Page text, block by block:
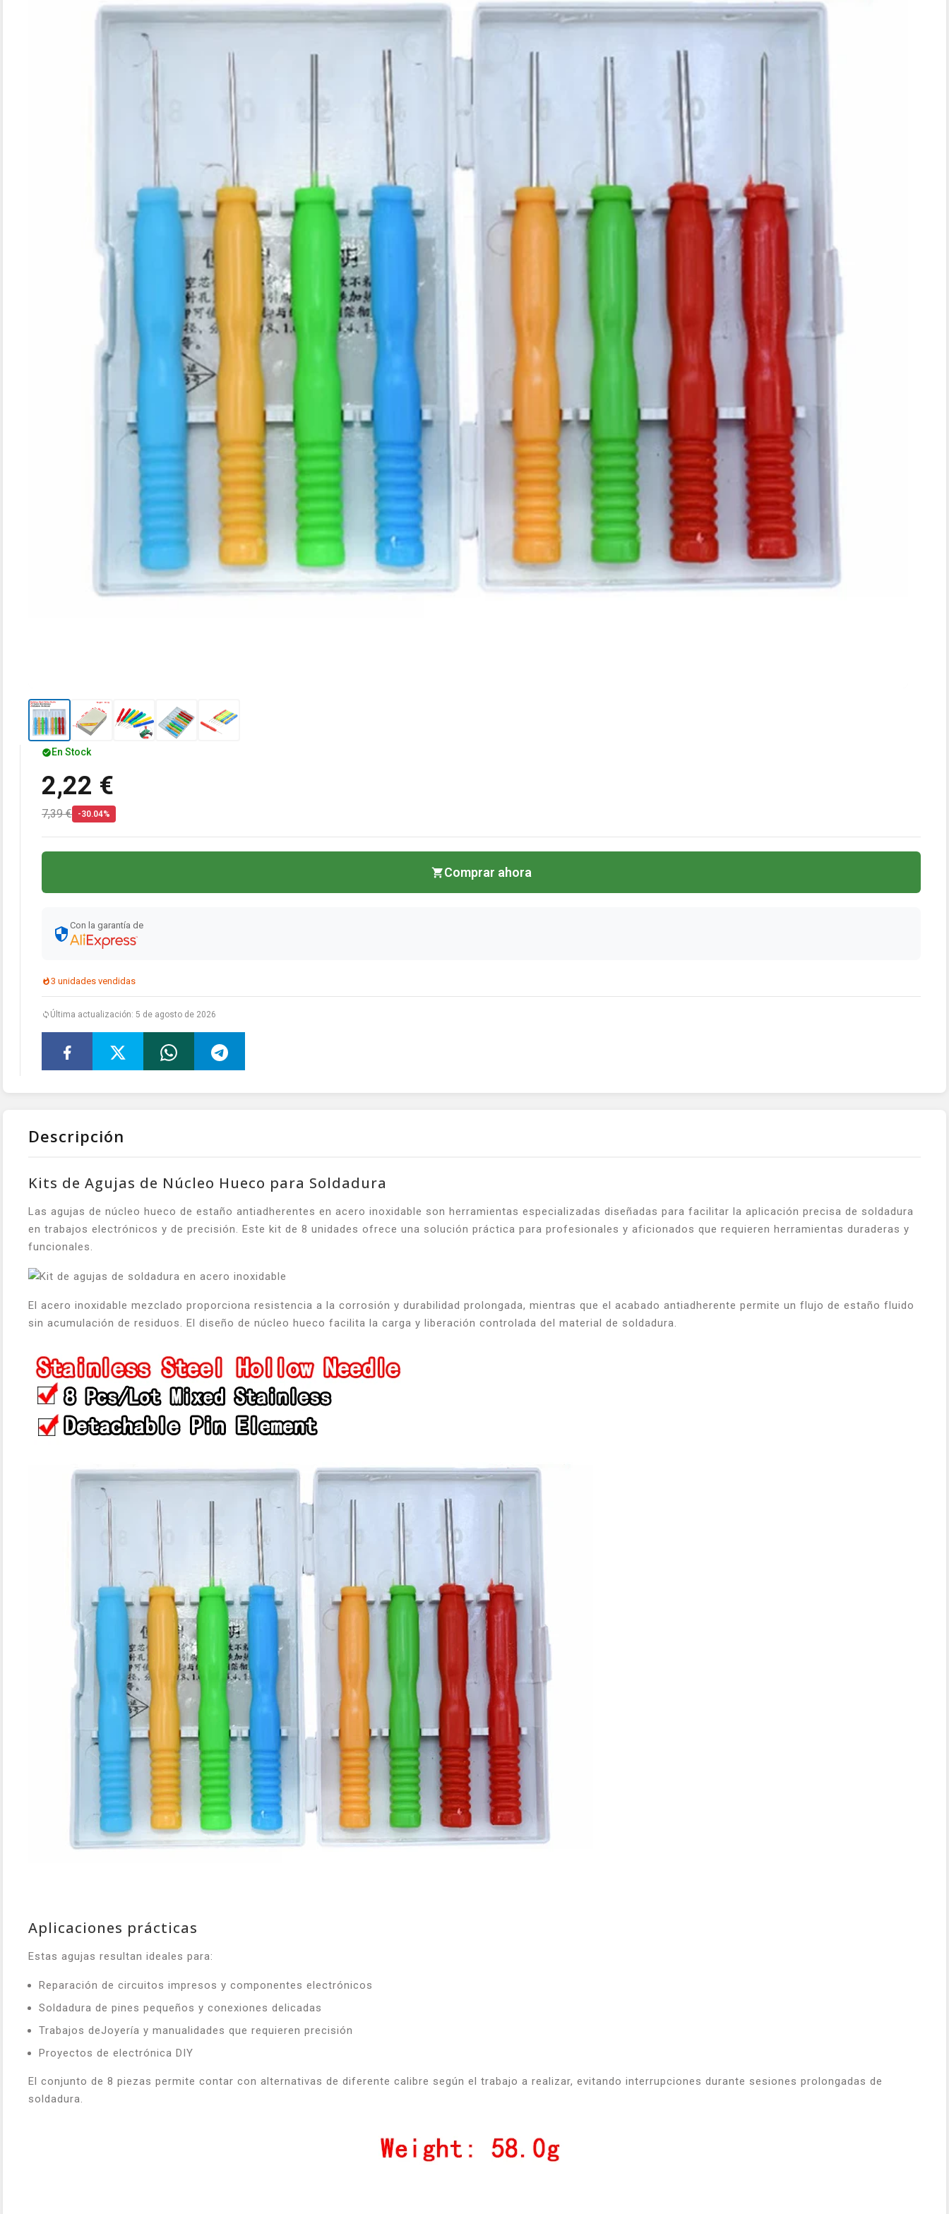
En Stock
2,22 €
7,39 € -30.04%
Comprar ahora
Con la garantía de
3 unidades vendidas
Última actualización: 5 de agosto de 2026
Descripción
Kits de Agujas de Núcleo Hueco para Soldadura
Las agujas de núcleo hueco de estaño antiadherentes en acero inoxidable son herramientas especializadas diseñadas para facilitar la aplicación precisa de soldadura
en trabajos electrónicos y de precisión. Este kit de 8 unidades ofrece una solución práctica para profesionales y aficionados que requieren herramientas duraderas y
funcionales.
El acero inoxidable mezclado proporciona resistencia a la corrosión y durabilidad prolongada, mientras que el acabado antiadherente permite un flujo de estaño fluido
sin acumulación de residuos. El diseño de núcleo hueco facilita la carga y liberación controlada del material de soldadura.
Aplicaciones prácticas
Estas agujas resultan ideales para:
Reparación de circuitos impresos y componentes electrónicos
Soldadura de pines pequeños y conexiones delicadas
Trabajos deJoyería y manualidades que requieren precisión
Proyectos de electrónica DIY
El conjunto de 8 piezas permite contar con alternativas de diferente calibre según el trabajo a realizar, evitando interrupciones durante sesiones prolongadas de
soldadura.